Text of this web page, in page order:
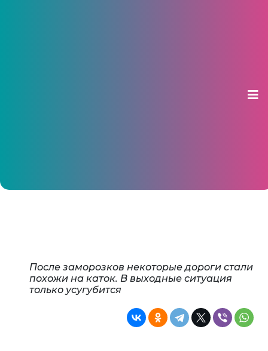
После заморозков некоторые дороги стали
похожи на каток. В выходные ситуация
только усугубится